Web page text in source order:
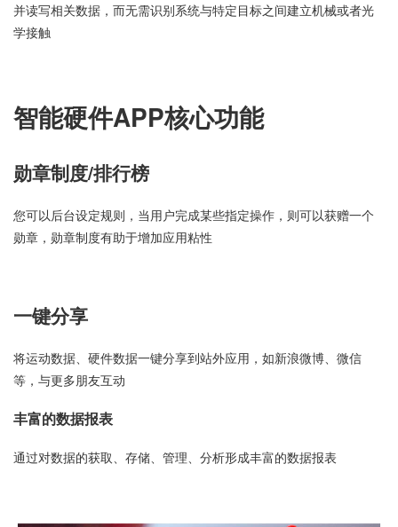
并读写相关数据，而无需识别系统与特定目标之间建立机械或者光
学接触
智能硬件APP核心功能
勋章制度/排行榜
您可以后台设定规则，当用户完成某些指定操作，则可以获赠一个
勋章，勋章制度有助于增加应用粘性
一键分享
将运动数据、硬件数据一键分享到站外应用，如新浪微博、微信
等，与更多朋友互动
丰富的数据报表
通过对数据的获取、存储、管理、分析形成丰富的数据报表